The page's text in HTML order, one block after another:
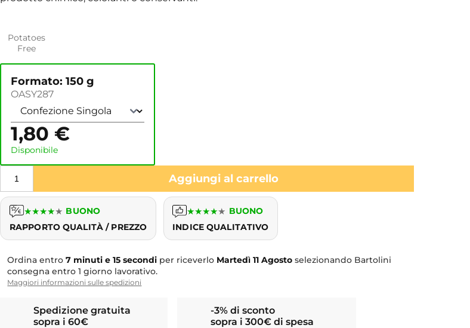
Potatoes
Free
Formato: 150 g
OASY287
1,80 €
Disponibile
Aggiungi al carrello
★★★★★ BUONO
RAPPORTO QUALITÀ / PREZZO
★★★★★ BUONO
INDICE QUALITATIVO
Ordina entro7 minuti e 15 secondi per riceverlo Martedì 11 Agosto selezionando Bartolini
consegna entro 1 giorno lavorativo.
Maggiori informazioni sulle spedizioni
Spedizione gratuita
sopra i 60€
-3% di sconto
sopra i 300€ di spesa